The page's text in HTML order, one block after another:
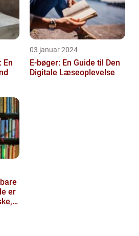
En
03 januar 2024
E-bøger: En Guide til Den
Digitale Læseoplevelse
er